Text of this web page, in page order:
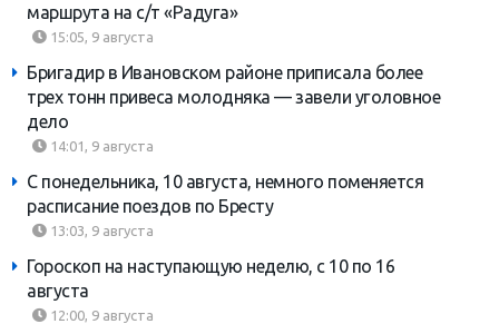
маршрута на с/т «Радуга»
15:05, 9 августа
Бригадир в Ивановском районе приписала более
трех тонн привеса молодняка — завели уголовное
дело
14:01, 9 августа
С понедельника, 10 августа, немного поменяется
расписание поездов по Бресту
13:03, 9 августа
Гороскоп на наступающую неделю, с 10 по 16
августа
12:00, 9 августа